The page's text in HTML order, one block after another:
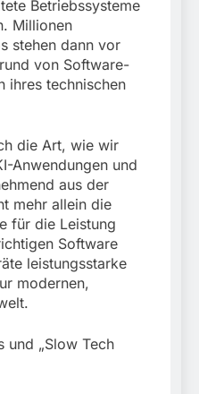
Betriebssysteme
Millionen
stehen dann vor
von Software-
ihres technischen
die Art, wie wir
Anwendungen und
aus der
mehr allein die
für die Leistung
Software
leistungsstarke
modernen,
und „Slow Tech